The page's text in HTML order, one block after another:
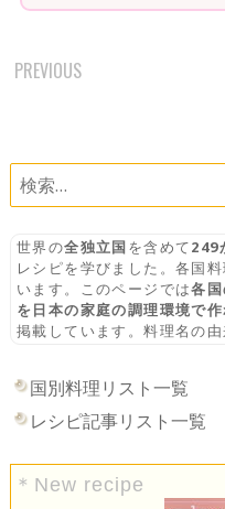
POST
PREVIOUS
検
索:
世界の全独立国を含めて249
レシピを学びました。各国
います。このページでは各
を日本の家庭の調理環境で
掲載しています。料理名の
国別料理リスト一覧
レシピ記事リスト一覧
＊New recipe